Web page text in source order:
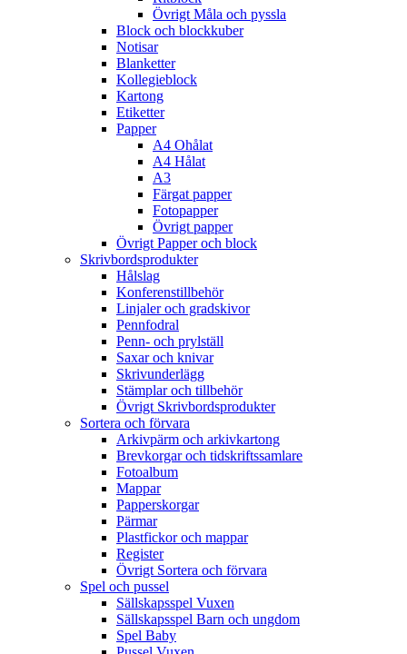
Övrigt Måla och pyssla
Block och blockkuber
Notisar
Blanketter
Kollegieblock
Kartong
Etiketter
Papper
A4 Ohålat
A4 Hålat
A3
Färgat papper
Fotopapper
Övrigt papper
Övrigt Papper och block
Skrivbordsprodukter
Hålslag
Konferenstillbehör
Linjaler och gradskivor
Pennfodral
Penn- och prylställ
Saxar och knivar
Skrivunderlägg
Stämplar och tillbehör
Övrigt Skrivbordsprodukter
Sortera och förvara
Arkivpärm och arkivkartong
Brevkorgar och tidskriftssamlare
Fotoalbum
Mappar
Papperskorgar
Pärmar
Plastfickor och mappar
Register
Övrigt Sortera och förvara
Spel och pussel
Sällskapsspel Vuxen
Sällskapsspel Barn och ungdom
Spel Baby